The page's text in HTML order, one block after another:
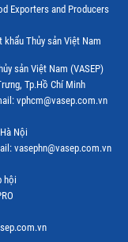
Exporters and Producers
Thủy sản Việt Nam
sản Việt Nam (VASEP)
Tp.Hồ Chí Minh
vphcm@vasep.com.vn
Nội
vasephn@vasep.com.vn
hội